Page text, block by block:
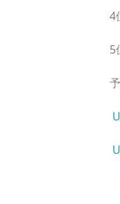
4
5